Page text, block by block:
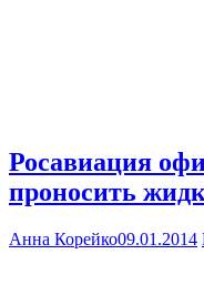
Росавиация
проносить
Анна Корейко09.01.2014